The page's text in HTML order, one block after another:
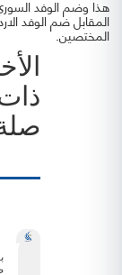
هذا وضم الوفد
المقابل ضم الوفد
المختصين.